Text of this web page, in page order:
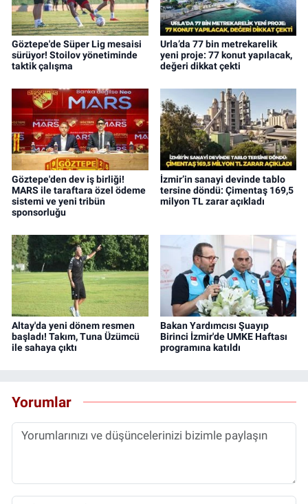
Göztepe'de Süper Lig mesaisi
sürüyor! Stoilov yönetiminde
taktik çalışma
Urla’da 77 bin metrekarelik
yeni proje: 77 konut yapılacak,
değeri dikkat çekti
Göztepe'den dev iş birliği!
MARS ile taraftara özel ödeme
sistemi ve yeni tribün
sponsorluğu
İzmir’in sanayi devinde tablo
tersine döndü: Çimentaş 169,5
milyon TL zarar açıkladı
Altay'da yeni dönem resmen
başladı! Takım, Tuna Üzümcü
ile sahaya çıktı
Bakan Yardımcısı Şuayıp
Birinci İzmir'de UMKE Haftası
programına katıldı
Yorumlar